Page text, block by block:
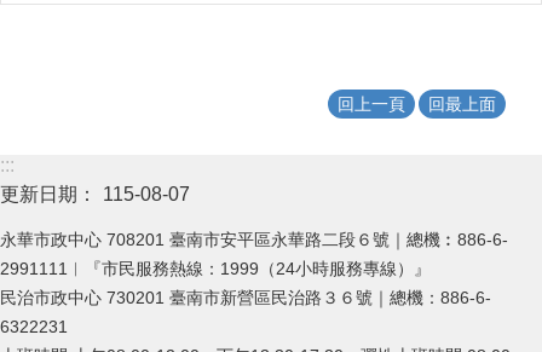
回上一頁 回最上面
:::
更新日期：
115-08-07
永華市政中心 708201 臺南市安平區永華路二段６號｜總機︰886-6-
2991111︱『市民服務熱線：1999（24小時服務專線）』
民治市政中心 730201 臺南市新營區民治路３６號｜總機：886-6-
6322231